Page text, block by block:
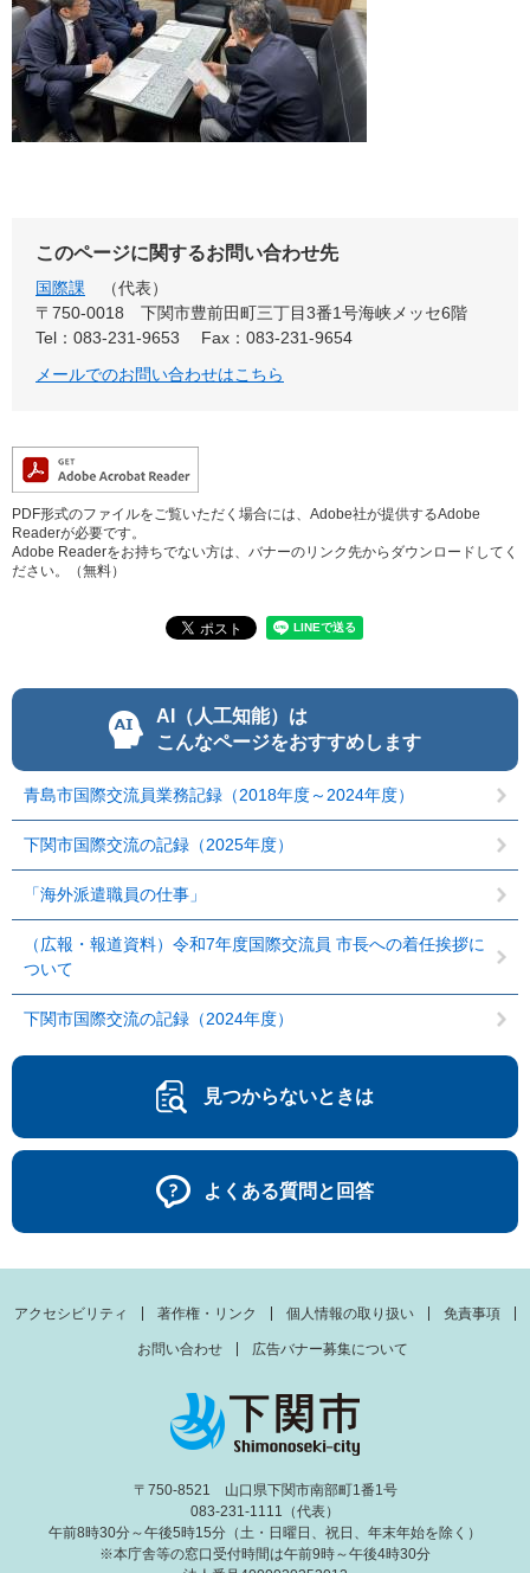
このページに関するお問い合わせ先
国際課
代表
〒750-0018
下関市豊前田町三丁目3番1号海峡メッセ6階
Tel：083-231-9653
Fax：083-231-9654
メールでのお問い合わせはこちら
PDF形式のファイルをご覧いただく場合には、Adobe社が提供するAdobe
Readerが必要です。
Adobe Readerをお持ちでない方は、バナーのリンク先からダウンロードしてく
ださい。（無料）
AI（人工知能）は
こんなページをおすすめします
青島市国際交流員業務記録（2018年度～2024年度）
下関市国際交流の記録（2025年度）
「海外派遣職員の仕事」
（広報・報道資料）令和7年度国際交流員 市長への着任挨拶に
ついて
下関市国際交流の記録（2024年度）
見つからないときは
よくある質問と回答
アクセシビリティ 著作権・リンク 個人情報の取り扱い 免責事項
お問い合わせ 広告バナー募集について
〒750-8521 山口県下関市南部町1番1号
083-231-1111（代表）
午前8時30分～午後5時15分（土・日曜日、祝日、年末年始を除く）
※本庁舎等の窓口受付時間は午前9時～午後4時30分